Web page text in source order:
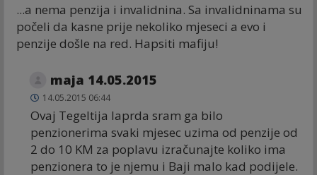
...a nema penzija i invalidnina. Sa invalidninama su
počeli da kasne prije nekoliko mjeseci a evo i
penzije došle na red. Hapsiti mafiju!
maja 14.05.2015
14.05.2015 06:44
Ovaj Tegeltija laprda sram ga bilo
penzionerima svaki mjesec uzima od penzije od
2 do 10 KM za poplavu izračunajte koliko ima
penzionera to je njemu i Baji malo kad podijele.